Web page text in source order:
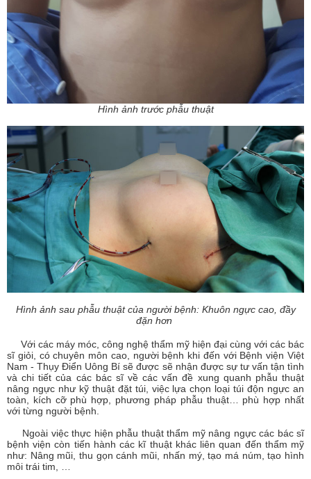
Hình ảnh trước phẫu thuật
Hình ảnh sau phẫu thuật của người bệnh: Khuôn ngực cao, đầy
đặn hơn
Với các máy móc, công nghệ thẩm mỹ hiện đại cùng với các bác
sĩ giỏi, có chuyên môn cao, người bệnh khi đến với Bệnh viện Việt
Nam - Thụy Điển Uông Bí sẽ được sẽ nhận được sự tư vấn tận tình
và chi tiết của các bác sĩ về các vấn đề xung quanh phẫu thuật
nâng ngực như kỹ thuật đặt túi, việc lựa chọn loại túi độn ngực an
toàn, kích cỡ phù hợp, phương pháp phẫu thuật… phù hợp nhất
với từng người bệnh.
Ngoài việc thực hiện phẫu thuật thẩm mỹ nâng ngực các bác sĩ
bệnh viện còn tiến hành các kĩ thuật khác liên quan đến thẩm mỹ
như: Nâng mũi, thu gọn cánh mũi, nhấn mý, tạo má núm, tạo hình
môi trái tim, …